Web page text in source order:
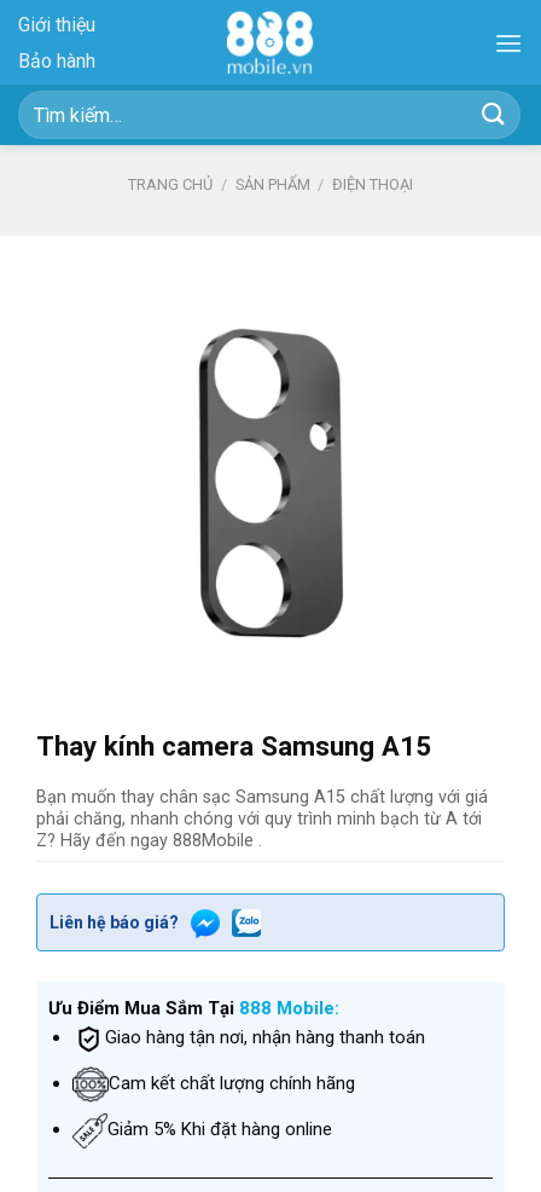
Skip
content
Giới thiệu
Bảo hành
Tìm
kiếm:
TRANG CHỦ / SẢN PHẨM / ĐIỆN THOẠI
Thay kính camera Samsung A15
Bạn muốn thay chân sạc Samsung A15 chất lượng với giá
phải chăng, nhanh chóng với quy trình minh bạch từ A tới
Z? Hãy đến ngay 888Mobile .
Liên hệ báo giá?
Ưu Điểm Mua Sắm Tại 888 Mobile:
Giao hàng tận nơi, nhận hàng thanh toán
Cam kết chất lượng chính hãng
Giảm 5% Khi đặt hàng online